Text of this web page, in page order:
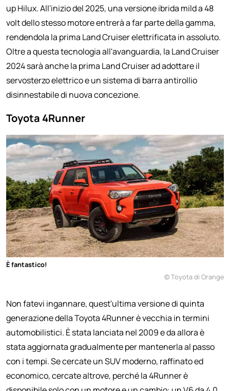
up Hilux. All'inizio del 2025, una versione ibrida mild a 48
volt dello stesso motore entrerà a far parte della gamma,
rendendola la prima Land Cruiser elettrificata in assoluto.
Oltre a questa tecnologia all'avanguardia, la Land Cruiser
2024 sarà anche la prima Land Cruiser ad adottare il
servosterzo elettrico e un sistema di barra antirollio
disinnestabile di nuova concezione.
Toyota 4Runner
È fantastico!
© Toyota di Orange
Non fatevi ingannare, quest'ultima versione di quinta
generazione della Toyota 4Runner è vecchia in termini
automobilistici. È stata lanciata nel 2009 e da allora è
stata aggiornata gradualmente per mantenerla al passo
con i tempi. Se cercate un SUV moderno, raffinato ed
economico, cercate altrove, perché la 4Runner è